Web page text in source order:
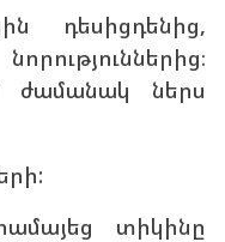
դեսիցդենից,
ժամանակ ներս
տիկինը